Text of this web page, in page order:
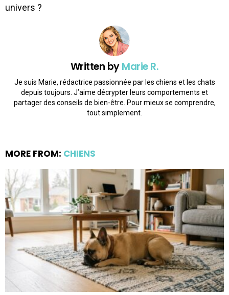
univers ?
Written byMarie R.
Je suis Marie, rédactrice passionnée par les chiens et les chats
depuis toujours. J’aime décrypter leurs comportements et
partager des conseils de bien-être. Pour mieux se comprendre,
tout simplement.
MORE FROM: CHIENS